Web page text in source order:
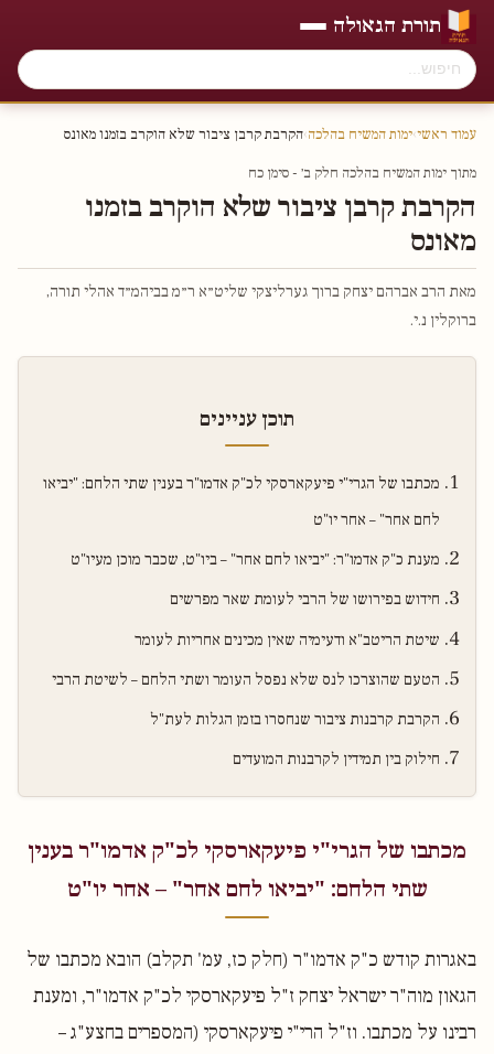
תורת הגאולה
עמוד ראשי›ימות המשיח בהלכה›הקרבת קרבן ציבור שלא הוקרב בזמנו מאונס
מתוך ימות המשיח בהלכה חלק ב׳ - סימן כח
הקרבת קרבן ציבור שלא הוקרב בזמנו
מאונס
מאת הרב אברהם יצחק ברוך גערליצקי שליט״א ר״מ בביהמ״ד אהלי תורה,
ברוקלין נ.י.
תוכן עניינים
מכתבו של הגרי"י פיעקארסקי לכ"ק אדמו"ר בענין שתי הלחם: "יביאו
לחם אחר" – אחר יו"ט
מענת כ"ק אדמו"ר: "יביאו לחם אחר" – ביו"ט, שכבר מוכן מעיו"ט
חידוש בפירושו של הרבי לעומת שאר מפרשים
שיטת הריטב"א ודעימיה שאין מכינים אחריות לעומר
הטעם שהוצרכו לנס שלא נפסל העומר ושתי הלחם – לשיטת הרבי
הקרבת קרבנות ציבור שנחסרו בזמן הגלות לעת"ל
חילוק בין תמידין לקרבנות המועדים
מכתבו של הגרי"י פיעקארסקי לכ"ק אדמו"ר בענין
שתי הלחם: "יביאו לחם אחר" – אחר יו"ט
באגרות קודש כ"ק אדמו"ר (חלק כז, עמ' תקלב) הובא מכתבו של
הגאון מוה"ר ישראל יצחק ז"ל פיעקארסקי לכ"ק אדמו"ר, ומענת
רבינו על מכתבו. וז"ל הרי"י פיעקארסקי (המספרים בחצע"ג –